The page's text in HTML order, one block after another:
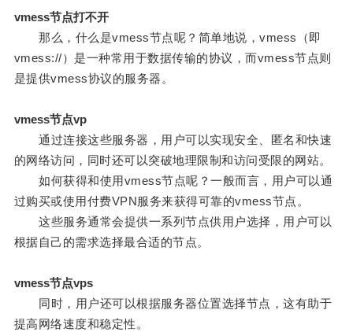
vmess节点打不开
那么，什么是vmess节点呢？简单地说，vmess（即
vmess://）是一种常用于数据传输的协议，而vmess节点则
是提供vmess协议的服务器。
vmess节点vp
通过连接这些服务器，用户可以实现安全、匿名和快速
的网络访问，同时还可以突破地理限制和访问受限的网站。
如何获得和使用vmess节点呢？一般而言，用户可以通
过购买或使用付费VPN服务来获得可靠的vmess节点。
这些服务通常会提供一系列节点供用户选择，用户可以
根据自己的需求选择最合适的节点。
vmess节点vps
同时，用户还可以根据服务器位置选择节点，这有助于
提高网络速度和稳定性。